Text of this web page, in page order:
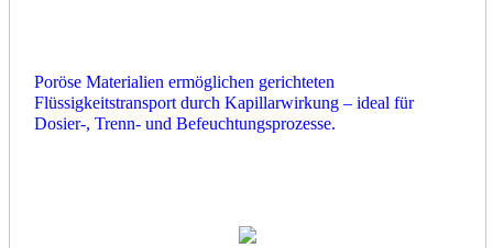
Poröse Materialien ermöglichen gerichteten
Flüssigkeitstransport durch Kapillarwirkung – ideal für
Dosier-, Trenn- und Befeuchtungsprozesse.